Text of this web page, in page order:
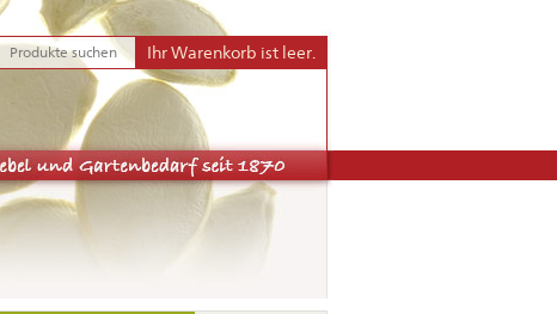
Ihr Warenkorb ist leer.